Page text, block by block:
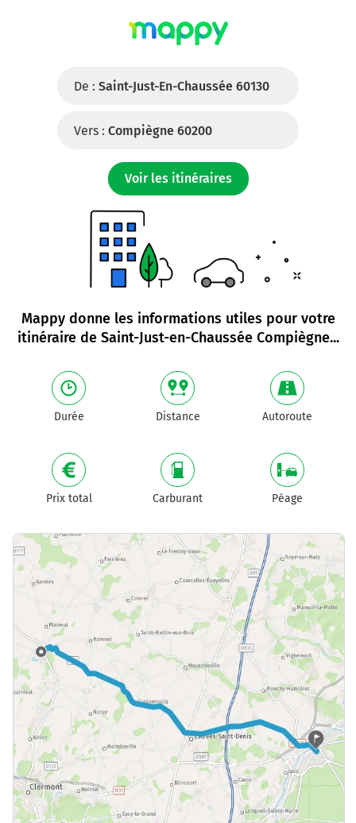
De : Saint-Just-En-Chaussée 60130
Vers : Compiègne 60200
Voir les itinéraires
Mappy donne les informations utiles pour votre
itinéraire de Saint-Just-en-Chaussée Compiègne...
Durée Distance Autoroute
Prix total Carburant Péage